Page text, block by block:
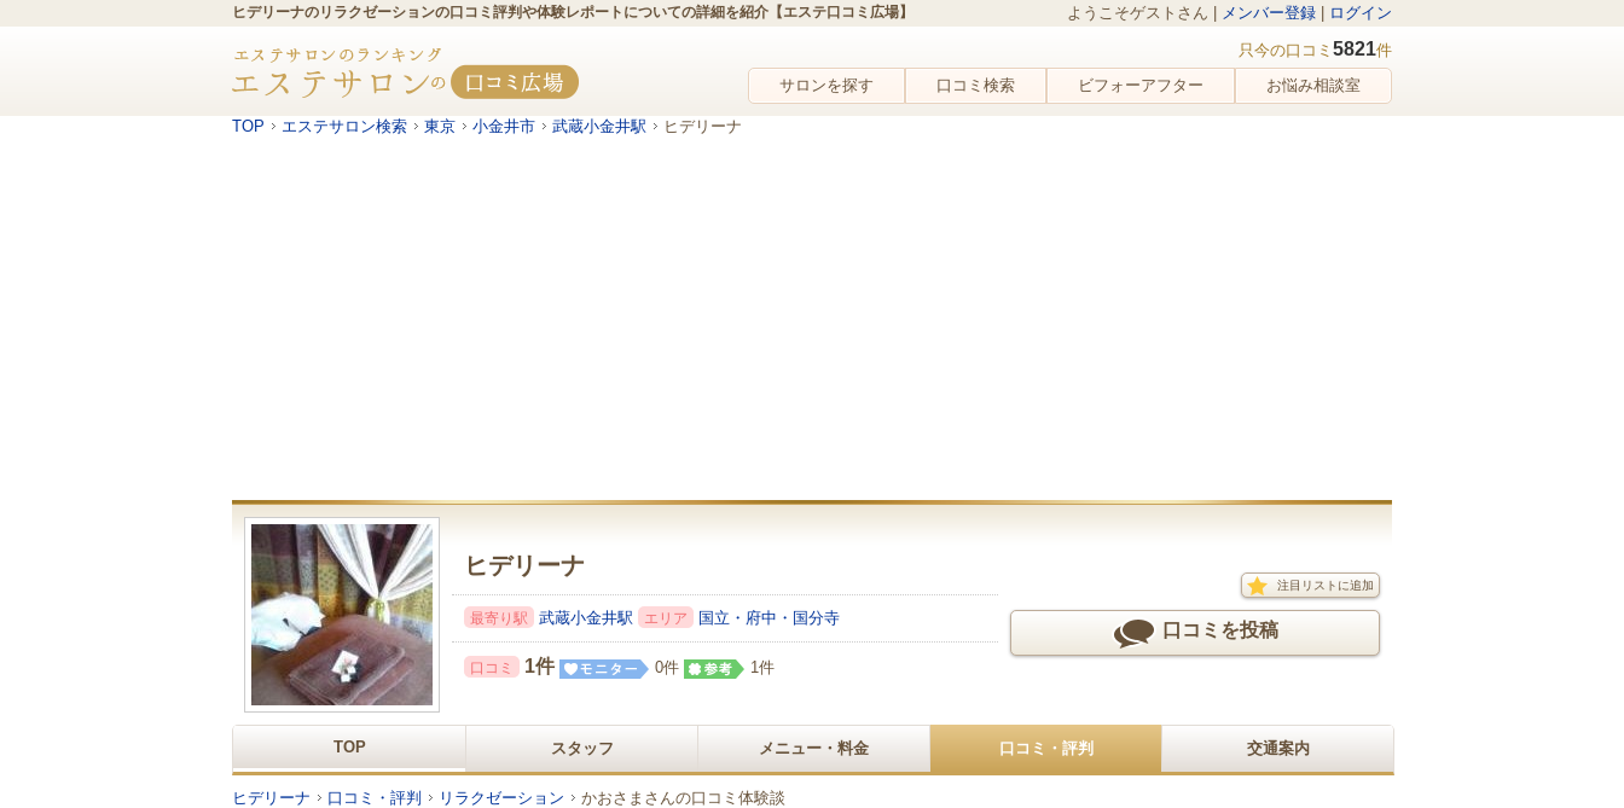
ヒデリーナのリラクゼーションの口コミ評判や体験レポートについての詳細を紹介【エステ口コミ広場】 ようこそゲストさん | メンバー登録 ログイン
只今の口コミ 5821件
サロンを探す
口コミ検索 ビフォーアフター お悩み相談室
TOP エステサロン検索 東京 小金井市 武蔵小金井駅 ヒデリーナ
ヒデリーナ
最寄り駅 武蔵小金井駅 エリア 国立・府中・国分寺
口コミ 1件 0件 1件
注目リストに追加
口コミを投稿
TOP スタッフ メニュー・料金 口コミ・評判 交通案内
ヒデリーナ 口コミ・評判 リラクゼーション かおさまさんの口コミ体験談